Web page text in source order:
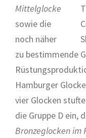
Mittelglocke
sowie die
noch näher
zu bestimmende
Hamburger
vier Glocken
die Gruppe D ein,
Bronzeglocken im